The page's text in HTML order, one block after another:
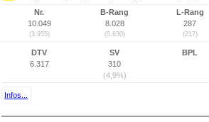
Nr.
10.049
(3.955)
B-Rang
8.028
(5.630)
L-Rang
287
(217)
DTV
6.317
SV
310
(4,9%)
BPL
Infos...